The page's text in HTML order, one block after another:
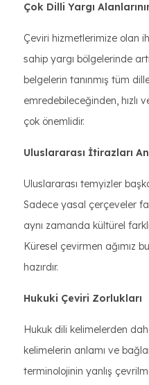
Çok Dilli Yargı
Çeviri hizmetlerimize olan
sahip yargı bölgelerinde
belgelerin tanınmış tüm
emredebileceğinden, hızlı
çok önemlidir.
Uluslararası İtirazları
Uluslararası temyizler
Sadece yasal çerçeveler
aynı zamanda kültürel
Küresel çevirmen ağımız
hazırdır.
Hukuki Çeviri Zorlukları
Hukuk dili kelimelerden
kelimelerin anlamı ve
terminolojinin yanlış